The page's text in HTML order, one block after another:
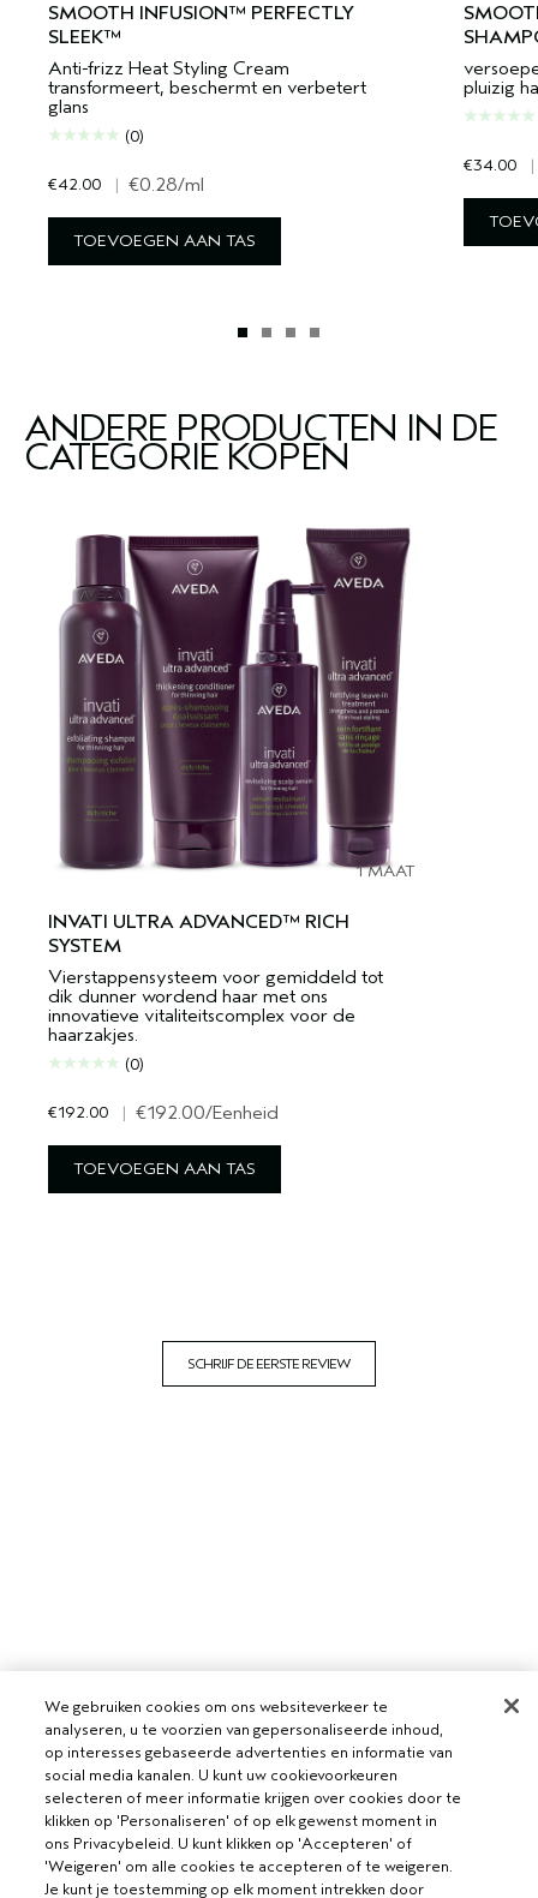
SMOOTH INFUSION™ PERFECTLY
SLEEK™
Anti-frizz Heat Styling Cream
transformeert, beschermt en verbetert
glans
(0)
€42.00 | €0.28/ml
TOEVOEGEN AAN TAS
pluizig
€34.00 |
ANDERE PRODUCTEN IN DE
CATEGORIE KOPEN
1 MAAT
INVATI ULTRA ADVANCED™ RICH
SYSTEM
Vierstappensysteem voor gemiddeld tot
dik dunner wordend haar met ons
innovatieve vitaliteitscomplex voor de
haarzakjes.
(0)
€192.00 | €192.00/Eenheid
TOEVOEGEN AAN TAS
SCHRIJF DE EERSTE REVIEW
We gebruiken cookies om ons websiteverkeer te
analyseren, u te voorzien van gepersonaliseerde inhoud,
op interesses gebaseerde advertenties en informatie van
social media kanalen. U kunt uw cookievoorkeuren
selecteren of meer informatie krijgen over cookies door te
klikken op 'Personaliseren' of op elk gewenst moment in
ons Privacybeleid. U kunt klikken op 'Accepteren' of
'Weigeren' om alle cookies te accepteren of te weigeren.
Je kunt je toestemming op elk moment intrekken door